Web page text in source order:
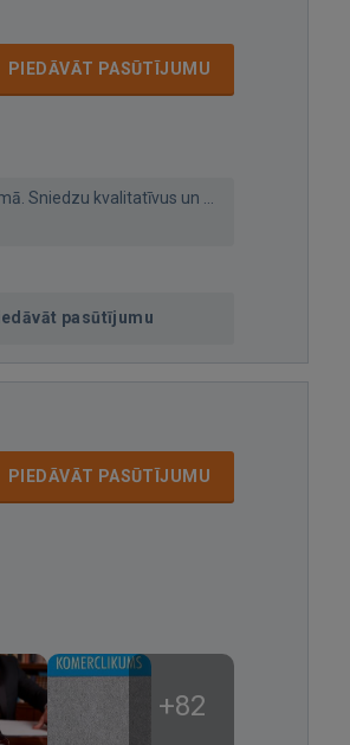
PIEDĀVĀT PASŪTĪJUMU
Sniedzu kvalitatīvus un ...
pasūtījumu
PIEDĀVĀT PASŪTĪJUMU
+82